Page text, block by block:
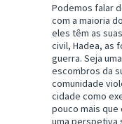
Podemos falar
com a maioria
eles têm as
civil, Hadea, as
guerra. Seja
escombros da
comunidade
cidade como
pouco mais que
uma perspetiva